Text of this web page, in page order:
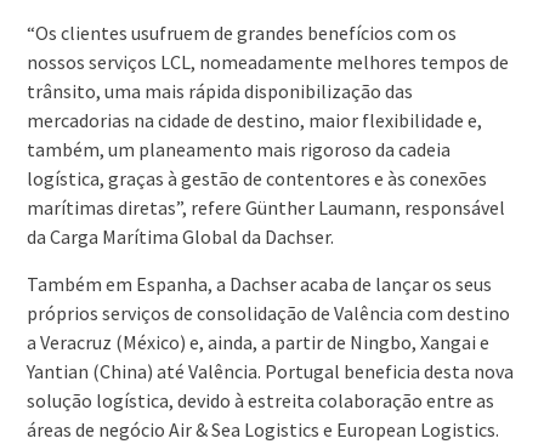
“Os clientes usufruem de grandes benefícios com os
nossos serviços LCL, nomeadamente melhores tempos de
trânsito, uma mais rápida disponibilização das
mercadorias na cidade de destino, maior flexibilidade e,
também, um planeamento mais rigoroso da cadeia
logística, graças à gestão de contentores e às conexões
marítimas diretas”, refere Günther Laumann, responsável
da Carga Marítima Global da Dachser.
Também em Espanha, a Dachser acaba de lançar os seus
próprios serviços de consolidação de Valência com destino
a Veracruz (México) e, ainda, a partir de Ningbo, Xangai e
Yantian (China) até Valência. Portugal beneficia desta nova
solução logística, devido à estreita colaboração entre as
áreas de negócio Air & Sea Logistics e European Logistics.